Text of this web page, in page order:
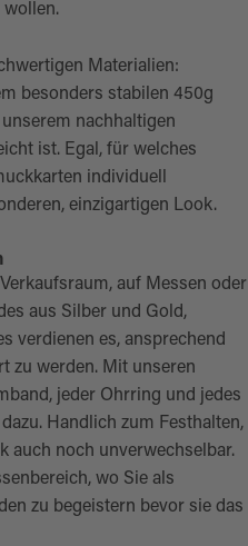
wollen.
Materialien:
besonders stabilen 450g
nachhaltigen
ist. Egal, für welches
individuell
einzigartigen Look.
auf Messen oder
aus Silber und Gold,
verdienen es, ansprechend
zu werden. Mit unseren
jeder Ohrring und jedes
Handlich zum Festhalten,
auch noch unverwechselbar.
wo Sie als
zu begeistern bevor sie das